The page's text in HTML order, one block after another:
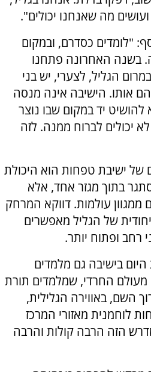
מה שאנחנו יכולים".
"לומדים כסדרם, ובמקום
בשנה האחרונה פתחנו
הגליל, לצערי, יש בני
אותו. הישיבה אינה מנסה
יד במקום שבו נוצר
יכולים לברוח ממנה. לזה
של ישיבת טפחות הוא היכולת
בתוך מגזר אחד, אלא
ממגוון עולמות. דווקא המרחק
של הגליל מאפשרים
רחב ופתוח יותר.
בישיבה גם מלמדים
מעולם החרדי, שמלמדים תורת
השם, באווירה הגלילית,
לוחמנית מאזורי המרכז
הזה הרבה קולות והרבה